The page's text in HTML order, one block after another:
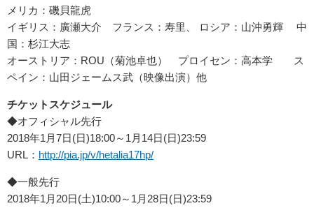
メリカ：磯貝龍虎
イギリス：廣瀬大介 フランス：寿里、 ロシア：山沖勇輝 中
国：杉江大志
オーストリア：ROU（菊池卓也） プロイセン：高本学 ス
ペイン：山田ジェームス武（映像出演）他
チケットスケジュール
◆オフィシャル先行
2018年1月7日(日)18:00～1月14日(日)23:59
URL： http://pia.jp/v/hetalia17hp/
◆一般先行
2018年1月20日(土)10:00～1月28日(日)23:59